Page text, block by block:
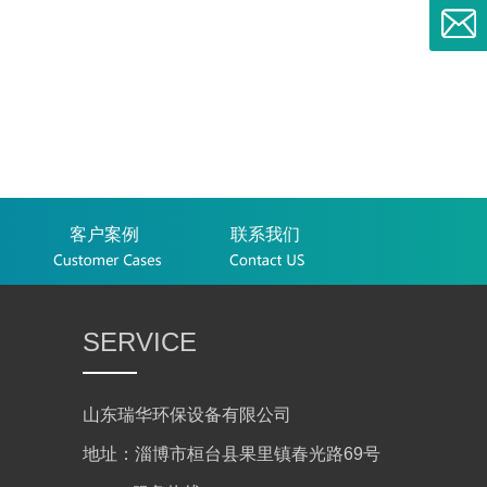
客户案例 联系我们
SERVICE
山东瑞华环保设备有限公司
地址：淄博市桓台县果里镇春光路69号